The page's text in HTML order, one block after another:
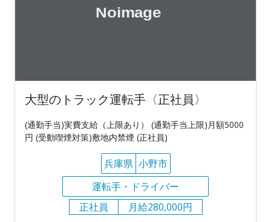
大型のトラック運転手〈正社員〉
(通勤手当)実費支給（上限あり） (通勤手当上限)月額5000
円 (受動喫煙対策)敷地内禁煙 (正社員)
兵庫県 小野市
運転手・ドライバー
正社員
月給280,000円